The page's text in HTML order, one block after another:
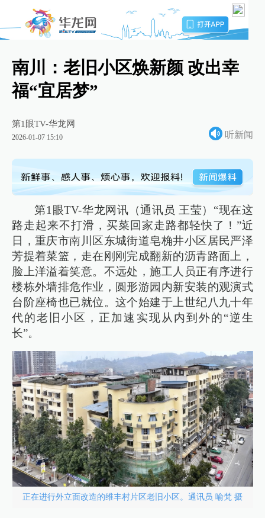
南川：老旧小区焕新颜 改出幸
福“宜居梦”
第1眼TV-华龙网
2026-01-07 15:10 听新闻
第1眼TV-华龙网讯（通讯员 王莹）“现在这
路走起来不打滑，买菜回家走路都轻快了！”近
日，重庆市南川区东城街道皂桷井小区居民严泽
芳提着菜篮，走在刚刚完成翻新的沥青路面上，
脸上洋溢着笑意。不远处，施工人员正有序进行
楼栋外墙排危作业，圆形游园内新安装的观演式
台阶座椅也已就位。这个始建于上世纪八九十年
代的老旧小区，正加速实现从内到外的“逆生
长”。
正在进行外立面改造的维丰村片区老旧小区。通讯员 喻梵 摄